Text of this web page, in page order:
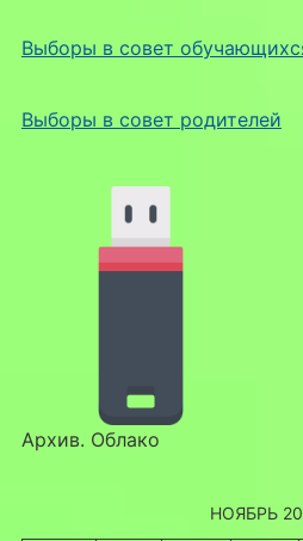
Выборы в совет
Выборы в совет родителей
Архив. Облако
НОЯБРЬ